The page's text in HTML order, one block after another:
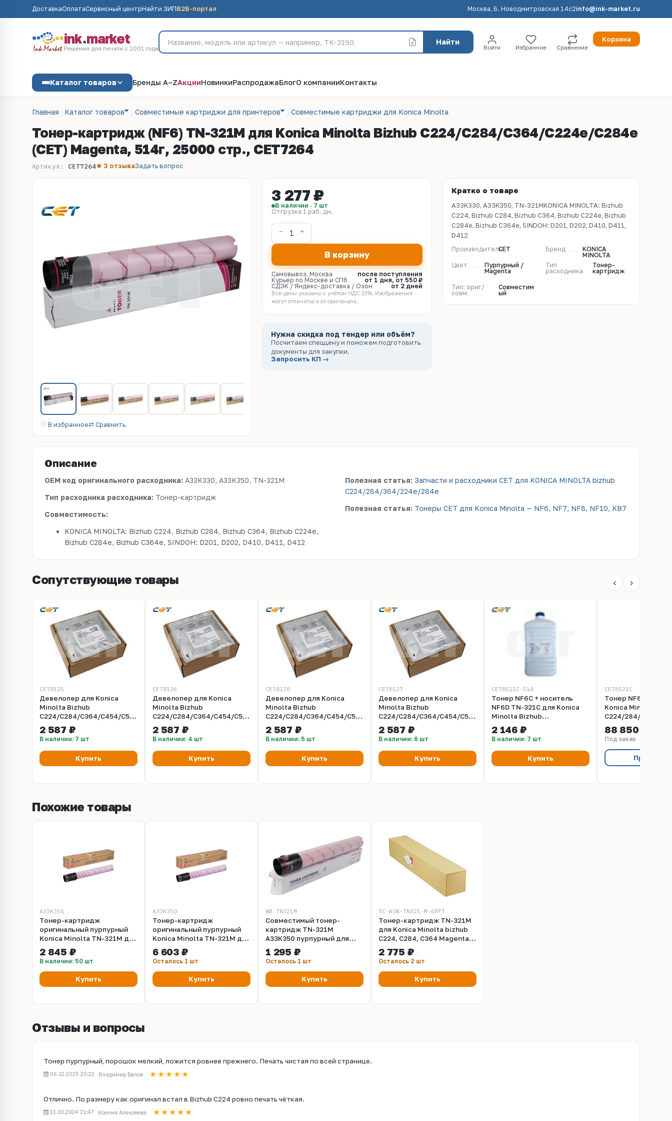
ДоставкаОплатаСервисный центрНайти ЗИПB2B-портал Москва, Б. Новодмитровская 14с2info@ink-market.ru
ink.market
Решения для печати с 2001 года
Найти
Войти Избранное Сравнение
Корзина
Каталог товаров Бренды A–ZАкцииНовинкиРаспродажаБлогО компанииКонтакты
Главная Каталог товаров Совместимые картриджи для принтеров Совместимые картриджи для Konica Minolta
Тонер-картридж (NF6) TN-321M для Konica Minolta Bizhub C224/C284/C364/C224e/C284e
(CET) Magenta, 514г, 25000 стр., CET7264
Артикул: CET7264★ 3 отзываЗадать вопрос
♡ В избранное⇄ Сравнить
3 277 ₽
В наличии · 7 шт
Отгрузка 1 раб. дн.
В корзину
Самовывоз, Москва
после поступления
Курьер по Москве и СПб
от 1 дня, от 550 ₽
СДЭК / Яндекс-доставка / Озон
от 2 дней
Все цены указаны с учётом НДС 22%. Изображения
могут отличаться от оригинала.
Нужна скидка под тендер или объём?
Посчитаем спеццену и поможем подготовить
документы для закупки.
Запросить КП →
Кратко о товаре
A33K330, A33K350, TN-321MKONICA MINOLTA: Bizhub
C224, Bizhub C284, Bizhub C364, Bizhub C224e, Bizhub
C284e, Bizhub C364e, SINDOH: D201, D202, D410, D411,
D412
ПроизводительCET Бренд
KONICA
MINOLTA
Цвет
Пурпурный /
Magenta
Тип
расходника
Тонер-
картридж
Тип: ориг/
совм
Совместим
ый
Описание
OEM код оригинального расходника: A33K330, A33K350, TN-321M
Тип расходника расходника: Тонер-картридж
Совместимость:
KONICA MINOLTA: Bizhub C224, Bizhub C284, Bizhub C364, Bizhub C224e,
Bizhub C284e, Bizhub C364e, SINDOH: D201, D202, D410, D411, D412
Полезная статья: Запчасти и расходники CET для KONICA MINOLTA bizhub
C224/284/364/224e/284e
Полезная статья: Тонеры CET для Konica Minolta — NF6, NF7, NF8, NF10, KB7
Сопутствующие товары ‹ ›
CET8125
Девелопер для Konica
Minolta Bizhub
C224/C284/C364/C454/C554/C287
(CET) Black, 210г/пак,
590000 стр., CET8125
2 587 ₽
В наличии: 7 шт
Купить
CET8126
Девелопер для Konica
Minolta Bizhub
C224/C284/C364/C454/C554
(CET) Cyan, 210г/пак,
590000 стр., CET8126
2 587 ₽
В наличии: 4 шт
Купить
CET8128
Девелопер для Konica
Minolta Bizhub
C224/C284/C364/C454/C554
(CET) Yellow, 210г/пак,
590000 стр., CET8128
2 587 ₽
В наличии: 5 шт
Купить
CET8127
Девелопер для Konica
Minolta Bizhub
C224/C284/C364/C454/C554
(CET) Magenta, 210г/пак,
590000 стр., CET8127
2 587 ₽
В наличии: 6 шт
Купить
CET8521C-514
Тонер NF6C + носитель
NF6D TN-321C для Konica
Minolta Bizhub
C224/284/364 (CET) Cyan,
514г/бут, CET8521C-514
2 146 ₽
В наличии: 7 шт
Купить
CET8521C
Тонер NF6C TN-
Konica Minolta
C224/284/364
20кг/мешок,
CET8521C
88 850 ₽
Под заказ
Похожие товары
A33K35G
Тонер-картридж
оригинальный пурпурный
Konica Minolta TN-321M для
KM bizhub C224, C284, C364.
Ресурс 12 500 страниц.
(A33K350G)
2 845 ₽
В наличии: 50 шт
Купить
A33K350
Тонер-картридж
оригинальный пурпурный
Konica Minolta TN-321M для
KM bizhub C224, C284, C364.
Ресурс 25000 страниц.
(A33K350 / A33K390)
6 603 ₽
Осталось 1 шт
Купить
WB TN321M
Совместимый тонер-
картридж TN-321M
A33K350 пурпурный для
Konica Minolta для KM
bizhub C224, C284, C364.
Ресурс 27000 страниц.
1 295 ₽
Осталось 1 шт
Купить
TC-KON-TN321-M-GRFT
Тонер-картридж TN-321M
для Konica Minolta bizhub
C224, C284, C364 Magenta
25K, Grafit
2 775 ₽
Осталось 2 шт
Купить
Отзывы и вопросы
Тонер пурпурный, порошок мелкий, ложится ровнее прежнего. Печать чистая по всей странице.
06.12.2025 20:22 Владимир Белов
Отлично. По размеру как оригинал встал в Bizhub C224 ровно печать чёткая.
31.03.2024 21:47 Ксения Алексеева